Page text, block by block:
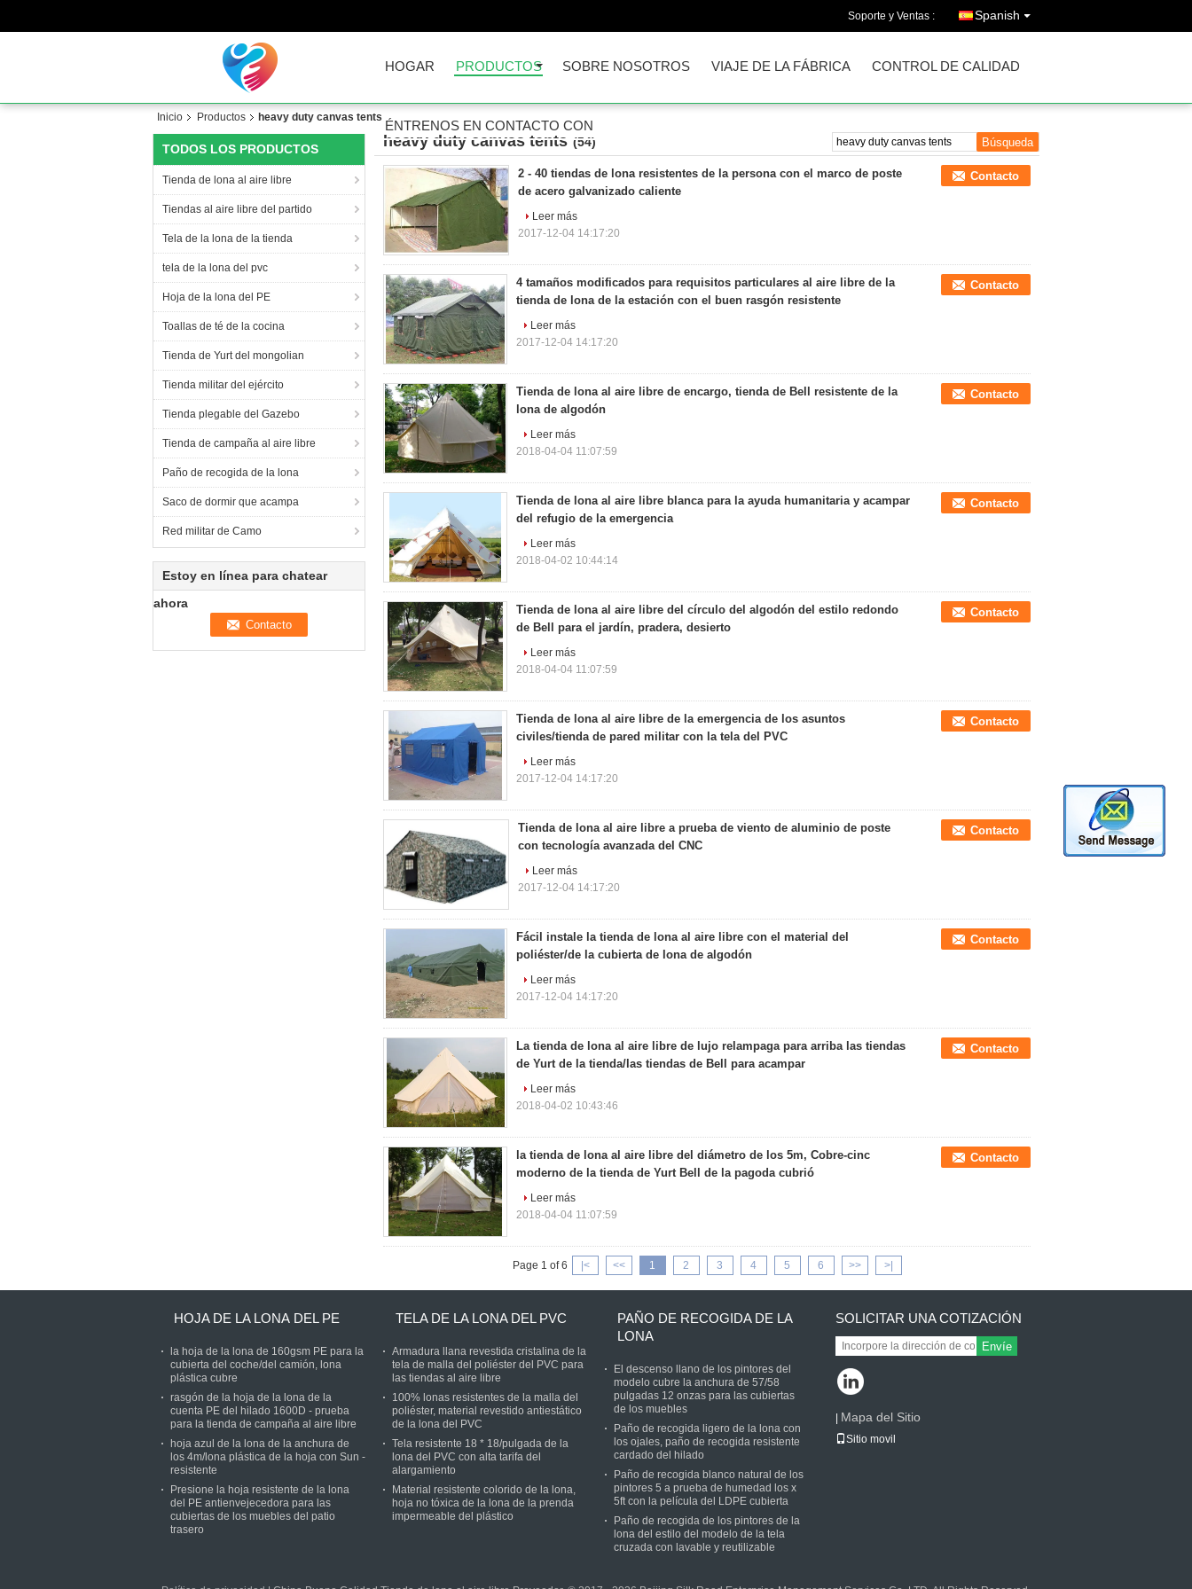
Soporte y Ventas : Spanish
HOGAR PRODUCTOS SOBRE NOSOTROS VIAJE DE LA FÁBRICA CONTROL DE CALIDAD
ÉNTRENOS EN CONTACTO CON
Inicio Productos heavy duty canvas tents
TODOS LOS PRODUCTOS
Tienda de lona al aire libre
Tiendas al aire libre del partido
Tela de la lona de la tienda
tela de la lona del pvc
Hoja de la lona del PE
Toallas de té de la cocina
Tienda de Yurt del mongolian
Tienda militar del ejército
Tienda plegable del Gazebo
Tienda de campaña al aire libre
Paño de recogida de la lona
Saco de dormir que acampa
Red militar de Camo
Estoy en línea para chatear
ahora
heavy duty canvas tents (54)
2 - 40 tiendas de lona resistentes de la persona con el marco de poste
de acero galvanizado caliente
Contacto
Leer más
2017-12-04 14:17:20
4 tamaños modificados para requisitos particulares al aire libre de la
tienda de lona de la estación con el buen rasgón resistente
Contacto
Leer más
2017-12-04 14:17:20
Tienda de lona al aire libre de encargo, tienda de Bell resistente de la
lona de algodón
Contacto
Leer más
2018-04-04 11:07:59
Tienda de lona al aire libre blanca para la ayuda humanitaria y acampar
del refugio de la emergencia
Contacto
Leer más
2018-04-02 10:44:14
Tienda de lona al aire libre del círculo del algodón del estilo redondo
de Bell para el jardín, pradera, desierto
Contacto
Leer más
2018-04-04 11:07:59
Tienda de lona al aire libre de la emergencia de los asuntos
civiles/tienda de pared militar con la tela del PVC
Contacto
Leer más
2017-12-04 14:17:20
Tienda de lona al aire libre a prueba de viento de aluminio de poste
con tecnología avanzada del CNC
Contacto
Leer más
2017-12-04 14:17:20
Fácil instale la tienda de lona al aire libre con el material del
poliéster/de la cubierta de lona de algodón
Contacto
Leer más
2017-12-04 14:17:20
La tienda de lona al aire libre de lujo relampaga para arriba las tiendas
de Yurt de la tienda/las tiendas de Bell para acampar
Contacto
Leer más
2018-04-02 10:43:46
la tienda de lona al aire libre del diámetro de los 5m, Cobre-cinc
moderno de la tienda de Yurt Bell de la pagoda cubrió
Contacto
Leer más
2018-04-04 11:07:59
Page 1 of 6 |< << 1 2 3 4 5 6 >> >|
HOJA DE LA LONA DEL PE
la hoja de la lona de 160gsm PE para la
cubierta del coche/del camión, lona
plástica cubre
rasgón de la hoja de la lona de la
cuenta PE del hilado 1600D - prueba
para la tienda de campaña al aire libre
hoja azul de la lona de la anchura de
los 4m/lona plástica de la hoja con Sun -
resistente
Presione la hoja resistente de la lona
del PE antienvejecedora para las
cubiertas de los muebles del patio
trasero
TELA DE LA LONA DEL PVC
Armadura llana revestida cristalina de la
tela de malla del poliéster del PVC para
las tiendas al aire libre
100% lonas resistentes de la malla del
poliéster, material revestido antiestático
de la lona del PVC
Tela resistente 18 * 18/pulgada de la
lona del PVC con alta tarifa del
alargamiento
Material resistente colorido de la lona,
hoja no tóxica de la lona de la prenda
impermeable del plástico
PAÑO DE RECOGIDA DE LA
LONA
El descenso llano de los pintores del
modelo cubre la anchura de 57/58
pulgadas 12 onzas para las cubiertas
de los muebles
Paño de recogida ligero de la lona con
los ojales, paño de recogida resistente
cardado del hilado
Paño de recogida blanco natural de los
pintores 5 a prueba de humedad los x
5ft con la película del LDPE cubierta
Paño de recogida de los pintores de la
lona del estilo del modelo de la tela
cruzada con lavable y reutilizable
SOLICITAR UNA COTIZACIÓN
Envíe
Mapa del Sitio
Sitio movil